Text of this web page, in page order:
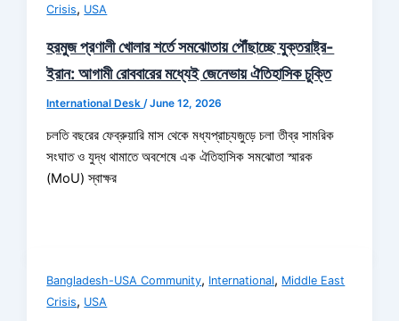
Crisis, USA
হরমুজ প্রণালী খোলার শর্তে সমঝোতায় পৌঁছাচ্ছে যুক্তরাষ্ট্র-
ইরান: আগামী রোববারের মধ্যেই জেনেভায় ঐতিহাসিক চুক্তি
International Desk/June 12, 2026
চলতি বছরের ফেব্রুয়ারি মাস থেকে মধ্যপ্রাচ্যজুড়ে চলা তীব্র সামরিক
সংঘাত ও যুদ্ধ থামাতে অবশেষে এক ঐতিহাসিক সমঝোতা স্মারক
(MoU) স্বাক্ষর
Bangladesh-USA Community, International, Middle East
Crisis, USA